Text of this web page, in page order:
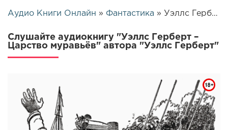
Аудио Книги Онлайн » Фантастика » Уэллс Герберт – Царство муравьёв | 25876
Слушайте аудиокнигу "Уэллс Герберт –
Царство муравьёв" автора "Уэллс Герберт"